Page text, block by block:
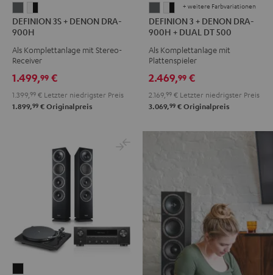
3S
+
DENON
DRA-
900H
Anthrazit
3S
DENON
DRA-
900H
Weiß
/
DEFINION 3S + DENON DRA-
900H
Als Komplettanlage mit Stereo-
Receiver
1.499,99 €
1.399, 99 € Letzter niedrigster Preis
1.899,99 € Originalpreis
DEFINION
3
+
DENON
DRA-
900H
+
DUAL
DEFINION
3
+
DENON
DRA-
900H
+
DUAL
+ weitere Farbvariationen
DEFINION 3 + DENON DRA-
900H + DUAL DT 500
Als Komplettanlage mit
Plattenspieler
2.469,99 €
2.169, 99 € Letzter niedrigster Preis
3.069,99 € Originalpreis